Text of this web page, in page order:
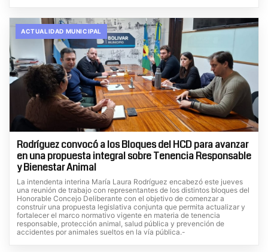
ACTUALIDAD MUNICIPAL
Rodríguez convocó a los Bloques del HCD para avanzar
en una propuesta integral sobre Tenencia Responsable
y Bienestar Animal
La intendenta interina María Laura Rodríguez encabezó este jueves
una reunión de trabajo con representantes de los distintos bloques del
Honorable Concejo Deliberante con el objetivo de comenzar a
construir una propuesta legislativa conjunta que permita actualizar y
fortalecer el marco normativo vigente en materia de tenencia
responsable, protección animal, salud pública y prevención de
accidentes por animales sueltos en la vía pública.-